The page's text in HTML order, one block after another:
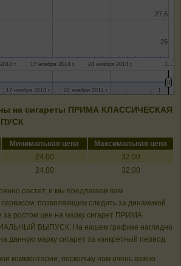
г. 17 ноября 2014 г. 24 ноября 2014 г. 1…
25
25
27,5
27,5
17 ноября 2014 г.
17 ноября 2014 г. 24 ноября 2014 г.
24 ноября 2014 г. 1…
1…
на сигареты ПРИМА КЛАССИЧЕСКАЯ
Минимальная цена
Максимальная цена
24.00
32.00
24.00 32.00
растет, и мы предлагаем вам
позволяющим следить за динамикой
за ростом цен на марку сигарет ПРИМА
ВЫПУСК. На нашем графике наглядно
данную марку сигарет за конкретный период.
комментарии, поскольку нам очень важно